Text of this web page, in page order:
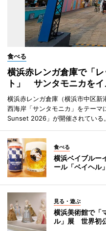
食べる
横浜赤レンガ倉庫で「
ト」 サンタモニカを
横浜赤レンガ倉庫（横浜市中区新
西海岸「サンタモニカ」をテー
Sunset 2026」が開催されている。
食べる
横浜ベイブルー
ール「ベイヘル」
見る・遊ぶ
横浜美術館で「
ル」展 世界初